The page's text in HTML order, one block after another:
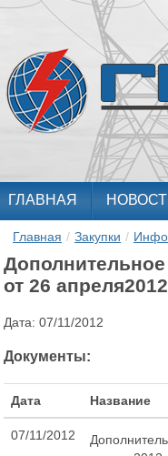
ГЛАВНАЯ
Главная / Закупки /
от 26
Дата: 07/11/2012
Документы:
Дата Название
07/11/2012